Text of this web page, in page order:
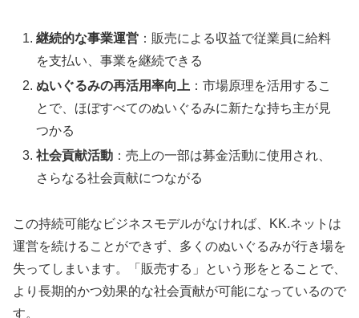
継続的な事業運営 ：販売による収益で従業員に給料
を支払い、事業を継続できる
ぬいぐるみの再活用率向上 ：市場原理を活用するこ
とで、ほぼすべてのぬいぐるみに新たな持ち主が見
つかる
社会貢献活動 ：売上の一部は募金活動に使用され、
さらなる社会貢献につながる
この持続可能なビジネスモデルがなければ、KK.ネットは
運営を続けることができず、多くのぬいぐるみが行き場を
失ってしまいます。「販売する」という形をとることで、
より長期的かつ効果的な社会貢献が可能になっているので
す。